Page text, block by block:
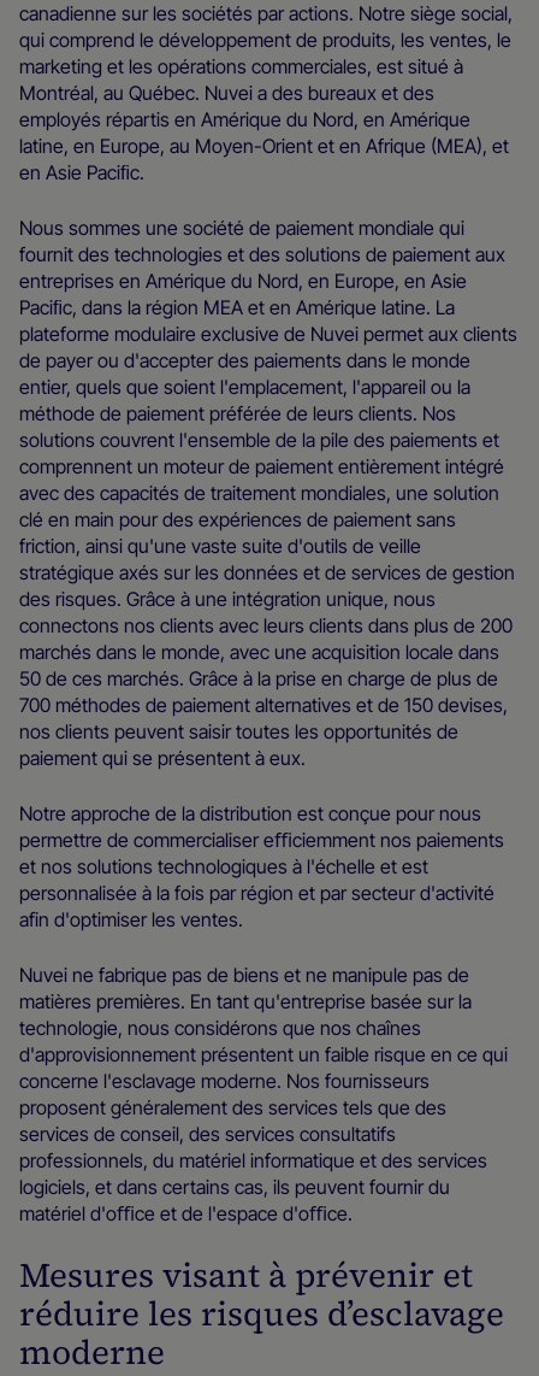
canadienne sur les sociétés par actions. Notre siège social,
qui comprend le développement de produits, les ventes, le
marketing et les opérations commerciales, est situé à
Montréal, au Québec. Nuvei a des bureaux et des
employés répartis en Amérique du Nord, en Amérique
latine, en Europe, au Moyen-Orient et en Afrique (MEA), et
en Asie Paciﬁc.
Nous sommes une société de paiement mondiale qui
fournit des technologies et des solutions de paiement aux
entreprises en Amérique du Nord, en Europe, en Asie
Paciﬁc, dans la région MEA et en Amérique latine. La
plateforme modulaire exclusive de Nuvei permet aux clients
de payer ou d'accepter des paiements dans le monde
entier, quels que soient l'emplacement, l'appareil ou la
méthode de paiement préférée de leurs clients. Nos
solutions couvrent l'ensemble de la pile des paiements et
comprennent un moteur de paiement entièrement intégré
avec des capacités de traitement mondiales, une solution
clé en main pour des expériences de paiement sans
friction, ainsi qu'une vaste suite d'outils de veille
stratégique axés sur les données et de services de gestion
des risques. Grâce à une intégration unique, nous
connectons nos clients avec leurs clients dans plus de 200
marchés dans le monde, avec une acquisition locale dans
50 de ces marchés. Grâce à la prise en charge de plus de
700 méthodes de paiement alternatives et de 150 devises,
nos clients peuvent saisir toutes les opportunités de
paiement qui se présentent à eux.
Notre approche de la distribution est conçue pour nous
permettre de commercialiser eﬃciemment nos paiements
et nos solutions technologiques à l'échelle et est
personnalisée à la fois par région et par secteur d'activité
afin d'optimiser les ventes.
Nuvei ne fabrique pas de biens et ne manipule pas de
matières premières. En tant qu'entreprise basée sur la
technologie, nous considérons que nos chaînes
d'approvisionnement présentent un faible risque en ce qui
concerne l'esclavage moderne. Nos fournisseurs
proposent généralement des services tels que des
services de conseil, des services consultatifs
professionnels, du matériel informatique et des services
logiciels, et dans certains cas, ils peuvent fournir du
matériel d'oﬃce et de l'espace d'oﬃce.
Mesures visant à prévenir et
réduire les risques d’esclavage
moderne